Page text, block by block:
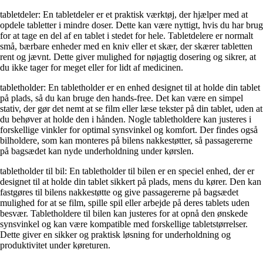
tabletdeler: En tabletdeler er et praktisk værktøj, der hjælper med at
opdele tabletter i mindre doser. Dette kan være nyttigt, hvis du har brug
for at tage en del af en tablet i stedet for hele. Tabletdelere er normalt
små, bærbare enheder med en kniv eller et skær, der skærer tabletten
rent og jævnt. Dette giver mulighed for nøjagtig dosering og sikrer, at
du ikke tager for meget eller for lidt af medicinen.
tabletholder: En tabletholder er en enhed designet til at holde din tablet
på plads, så du kan bruge den hands-free. Det kan være en simpel
stativ, der gør det nemt at se film eller læse tekster på din tablet, uden at
du behøver at holde den i hånden. Nogle tabletholdere kan justeres i
forskellige vinkler for optimal synsvinkel og komfort. Der findes også
bilholdere, som kan monteres på bilens nakkestøtter, så passagererne
på bagsædet kan nyde underholdning under kørslen.
tabletholder til bil: En tabletholder til bilen er en speciel enhed, der er
designet til at holde din tablet sikkert på plads, mens du kører. Den kan
fastgøres til bilens nakkestøtte og give passagererne på bagsædet
mulighed for at se film, spille spil eller arbejde på deres tablets uden
besvær. Tabletholdere til bilen kan justeres for at opnå den ønskede
synsvinkel og kan være kompatible med forskellige tabletstørrelser.
Dette giver en sikker og praktisk løsning for underholdning og
produktivitet under køreturen.